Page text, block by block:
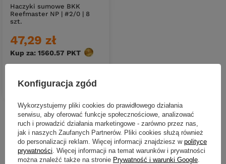
Haczyki sumowe BKK
Reefmaster NP | #2/0 | 8
szt.
47,29 zł
Kup za: 1560.57 PKT punktów
Ilość produktówDO KOSZYKA
Nowości
Konfiguracja zgód
Wykorzystujemy pliki cookies do prawidłowego działania
serwisu, aby oferować funkcje społecznościowe, analizować
ruch i prowadzić działania marketingowe - zarówno przez nas,
jak i naszych Zaufanych Partnerów. Pliki cookies służą również
do personalizacji reklam. Więcej informacji znajdziesz w polityce
prywatności . Więcej informacji na temat warunków i prywatności
można znaleźć także na stronie Prywatność i warunki Google